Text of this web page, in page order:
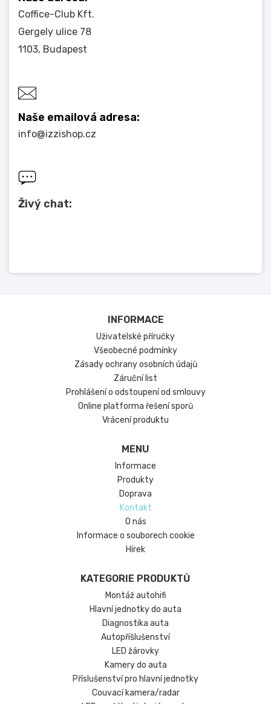
Coffice-Club Kft.
Gergely ulice 78
1103, Budapest
Naše emailová adresa:
info@izzishop.cz
Živý chat:
INFORMACE
Uživatelské příručky
Všeobecné podmínky
Zásady ochrany osobních údajů
Záruční list
Prohlášení o odstoupení od smlouvy
Online platforma řešení sporů
Vrácení produktu
MENU
Informace
Produkty
Doprava
Kontakt
O nás
Informace o souborech cookie
Hírek
KATEGORIE PRODUKTŮ
Montáž autohifi
Hlavní jednotky do auta
Diagnostika auta
Autopříšlušenství
LED žárovky
Kamery do auta
Příslušenství pro hlavní jednotky
Couvací kamera/radar